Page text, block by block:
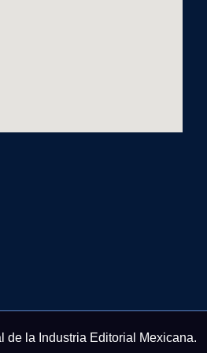
de la Industria Editorial Mexicana.